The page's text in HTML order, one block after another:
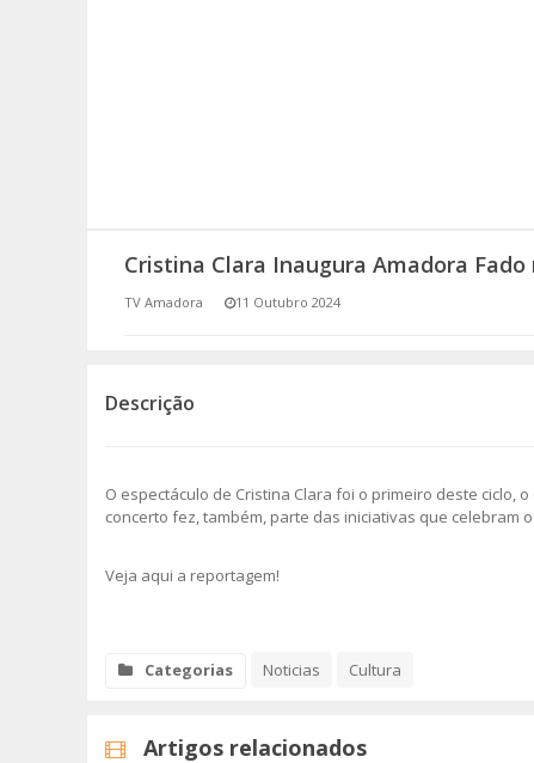
(RE) PENSAMENTOS
Cristina Clara Inaugura Amadora Fado
TV Amadora 11 Outubro 2024
Descrição
O espectáculo de Cristina Clara foi o primeiro deste ciclo,
concerto fez, também, parte das iniciativas que celebram
Veja aqui a reportagem!
Categorias Noticias Cultura
Artigos relacionados